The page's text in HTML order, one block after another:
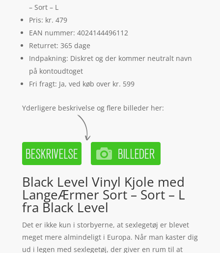
– Sort – L
Pris: kr. 479
EAN nummer: 4024144496112
Returret: 365 dage
Indpakning: Diskret og der kommer neutralt navn
på kontoudtoget
Fri fragt: Ja, ved køb over kr. 599
Yderligere beskrivelse og flere billeder her:
Black Level Vinyl Kjole med
LangeÆrmer Sort – Sort – L
fra Black Level
Det er ikke kun i storbyerne, at sexlegetøj er blevet
meget mere almindeligt i Europa. Når man kaster dig
ud i legen med sexlegetøj, der giver en rum til at